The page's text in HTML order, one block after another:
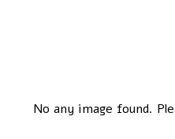
No any image found.